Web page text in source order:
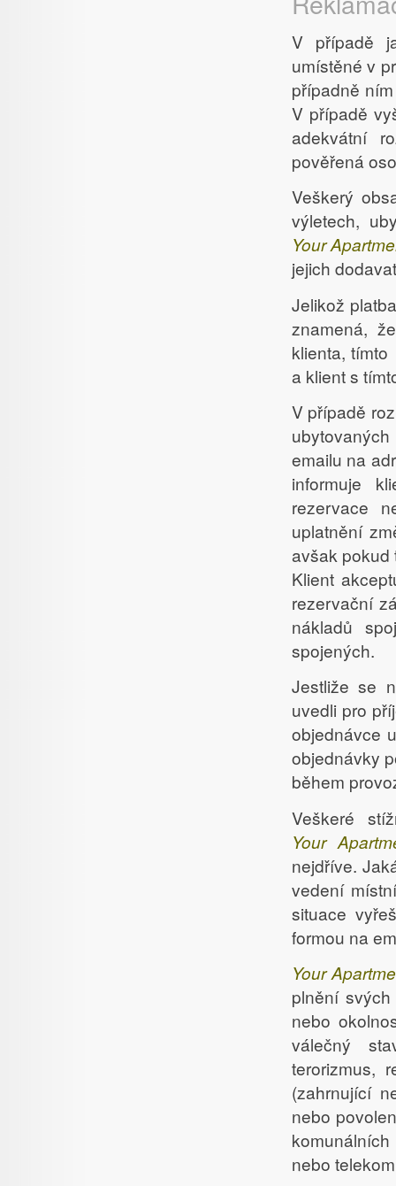
V případě
umístěné v
případně
V případě
adekvátní
pověřená
Veškerý
výletech,
Your
jejich
Jelikož
znamená,
klienta, tímto
a klient s
V případě
emailu na
informuje
rezervace
uplatnění
avšak pokud
Klient
rezervační
nákladů
spojených.
Jestliže se
uvedli pro
objednávce
objednávky
během
Veškeré
Your
nejdříve.
vedení
situace
formou na
Your
plnění
nebo
válečný
terorizmus,
(zahrnující
nebo
nebo